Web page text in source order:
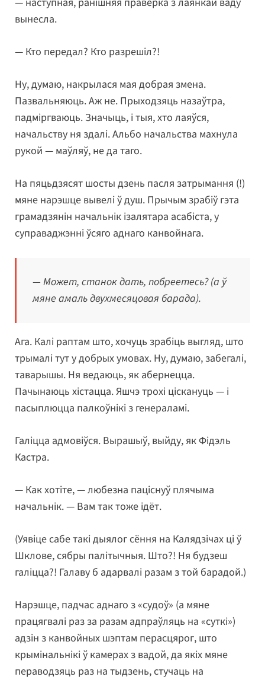
вынесла.
— Кто передал? Кто разрешіл?!
Ну, думаю, накрылася мая добрая змена.
Пазвальняюць. Аж не. Прыходзяць назаўтра,
падміргваюць. Значыць, і тыя, хто лаяўся,
начальству ня здалі. Альбо начальства махнула
рукой — маўляў, не да таго.
На пяцьдзясят шосты дзень пасля затрымання (!)
мяне нарэшце вывелі ў душ. Прычым зрабіў гэта
грамадзянін начальнік ізалятара асабіста, у
суправаджэнні ўсяго аднаго канвойнага.
— Может, станок дать, побреетесь? (а ў
мяне амаль двухмесяцовая барада).
Ага. Калі раптам што, хочуць зрабіць выгляд, што
трымалі тут у добрых умовах. Ну, думаю, забегалі,
таварышы. Ня ведаюць, як абернецца.
Пачынаюць хістацца. Яшчэ трохі ціскануць — і
пасыплюцца палкоўнікі з генераламі.
Галіцца адмовіўся. Вырашыў, выйду, як Фідэль
Кастра.
— Как хотіте, — любезна паціснуў плячыма
начальнік. — Вам так тоже ідёт.
(Уявіце сабе такі дыялог сёння на Калядзічах ці ў
Шклове, сябры палітычныя. Што?! Ня будзеш
галіцца?! Галаву б адарвалі разам з той барадой.)
Нарэшце, падчас аднаго з «судоў» (а мяне
працягвалі раз за разам адпраўляць на «суткі»)
адзін з канвойных шэптам перасцярог, што
крымінальнікі ў камерах з вадой, да якіх мяне
пераводзяць раз на тыдзень, стучаць на